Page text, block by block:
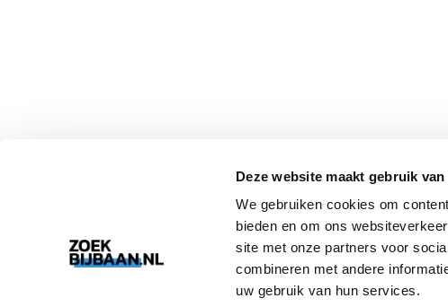
Deze website maakt gebruik
We gebruiken cookies om
bieden en om ons
site met onze partners voor
combineren met andere
uw gebruik van hun services.